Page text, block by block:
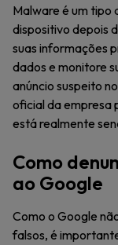
Malware é um tipo
dispositivo depois
suas informações
dados e monitore
anúncio suspeito
oficial da empresa
está realmente
Como
ao Google
Como o Google
falsos, é